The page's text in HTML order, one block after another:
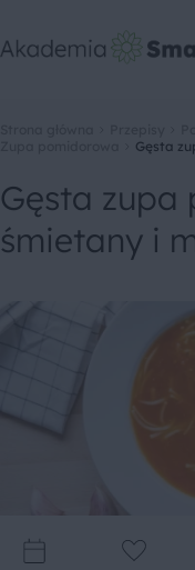
Gęsta
Gęsta zupa
śmietany i